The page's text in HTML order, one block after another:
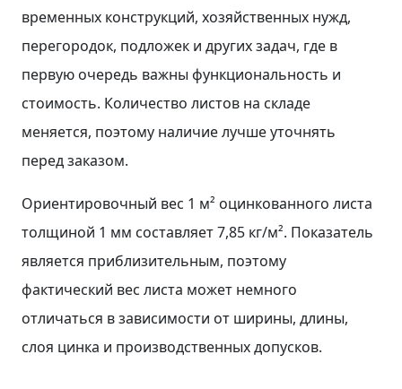
временных конструкций, хозяйственных нужд,
перегородок, подложек и других задач, где в
первую очередь важны функциональность и
стоимость. Количество листов на складе
меняется, поэтому наличие лучше уточнять
перед заказом.
Ориентировочный вес 1 м² оцинкованного листа
толщиной 1 мм составляет 7,85 кг/м². Показатель
является приблизительным, поэтому
фактический вес листа может немного
отличаться в зависимости от ширины, длины,
слоя цинка и производственных допусков.